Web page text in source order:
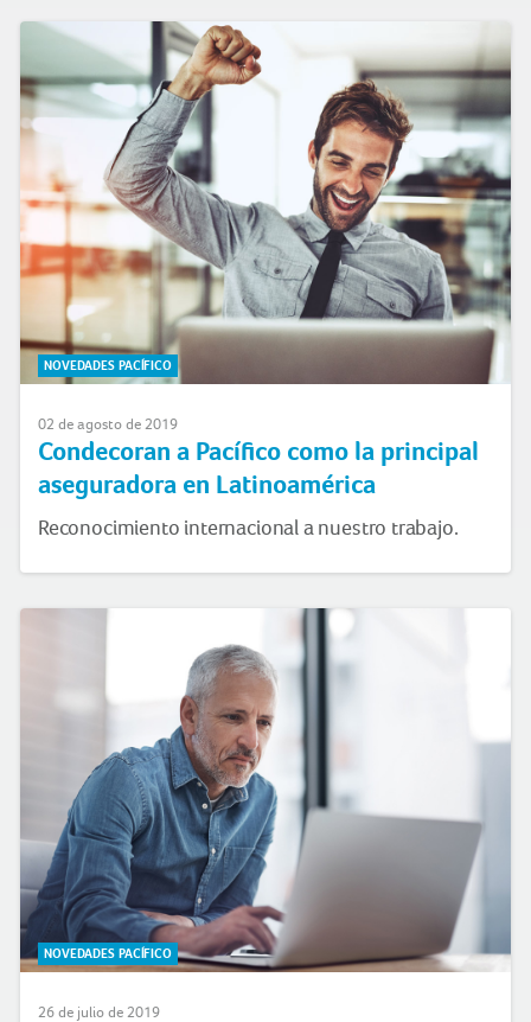
NOVEDADES PACÍFICO
02 de agosto de 2019
Condecoran a Pacífico como la principal
aseguradora en Latinoamérica
Reconocimiento internacional a nuestro trabajo.
NOVEDADES PACÍFICO
26 de julio de 2019